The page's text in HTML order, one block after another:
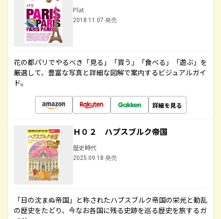
Plat
2018.11.07 発売
花の都パリでやるべき「見る」「買う」「食べる」「遊ぶ」を
厳選して、豊富な写真と詳細な図解で案内するビジュアルガイ
ド。
詳細を見る
Ｈ０２ ハプスブルク帝国
歴史時代
2025.09.18 発売
「日の沈まぬ帝国」と称されたハプスブルク帝国の栄光と動乱
の歴史をたどり、今なお各国に残る史跡を巡る歴史を旅するガ